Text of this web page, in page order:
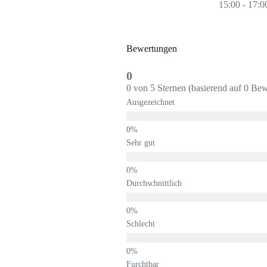
15:00 -
Bewertungen
0
0 von 5 Sternen (basierend auf 0
Ausgezeichnet
Sehr gut
Durchschnittlich
Schlecht
Furchtbar